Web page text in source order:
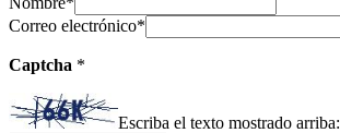
Correo electrónico*
Captcha *
Escriba el texto mostrado arriba: